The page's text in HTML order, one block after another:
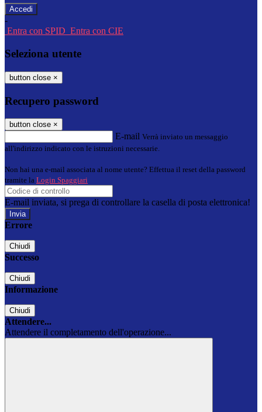
-
Entra con SPID Entra con CIE
Seleziona utente
button close ×
Recupero password
button close ×
E-mail Verrà inviato un messaggio
all'indirizzo indicato con le istruzioni necessarie.
Non hai una e-mail associata al nome utente? Effettua il reset della password
tramite la Login Spaggiari
E-mail inviata, si prega di controllare la casella di posta elettronica!
Errore
Chiudi
Successo
Chiudi
Informazione
Chiudi
Attendere...
Attendere il completamento dell'operazione...